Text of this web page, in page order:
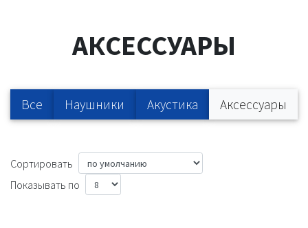
АКСЕССУАРЫ
Все Наушники Акустика Аксессуары
Сортировать
Показывать по